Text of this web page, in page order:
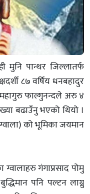
मुनि पान्थर जिल्लातर्फ
८७ वर्षिय धनबहादुर
फाल्गुनन्दले अरु ४
बढाउँनु भएको थियो ।
को भूमिका जयमान
गंगाप्रसाद पोमु
पनि पल्टन लाग्नु